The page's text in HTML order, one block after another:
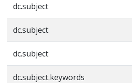
dc.subject
dc.subject
dc.subject
dc.subject.keywords